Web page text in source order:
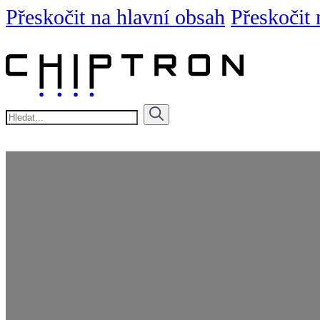
Přeskočit na hlavní obsah Přeskočit
Hledat